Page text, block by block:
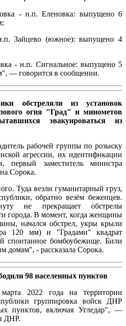
- н.п. Еленовка: выпущено 6
Зайцево (южное): выпущено 4
- н.п. Сигнальное: выпущено 5
— говорится в сообщении.
обстреляли из установок
огня "Град" и минометов
эвакуироваться из
рабочей группы по розыску
агрессии, их идентификации
первый заместитель министра
Сорока.
Туда везли гуманитарный груз,
обратно везём беженцев.
не прекращает обстрелы
города. В момент, когда женщины
начался обстрел, укры крыли
120 мм) и "Градами" квадрат
спонтанное бомбоубежище. Били
домам", - рассказала Сорока.
98 населенных пунктов
2022 года на территории
группировка войск ДНР
пунктов, включая Угледар", —
ДНР.